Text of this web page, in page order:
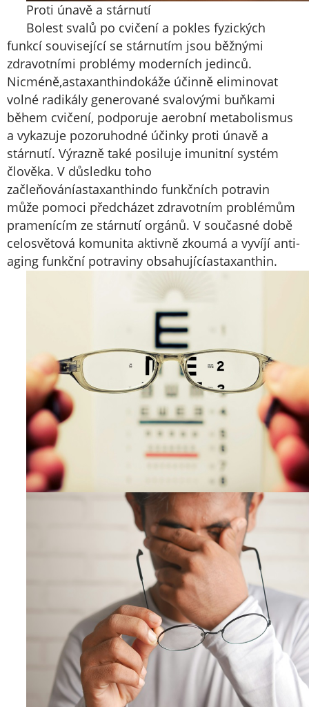
Proti únavě a stárnutí
Bolest svalů po cvičení a pokles fyzických
funkcí související se stárnutím jsou běžnými
zdravotními problémy moderních jedinců.
Nicméně,astaxanthindokáže účinně eliminovat
volné radikály generované svalovými buňkami
během cvičení, podporuje aerobní metabolismus
a vykazuje pozoruhodné účinky proti únavě a
stárnutí. Výrazně také posiluje imunitní systém
člověka. V důsledku toho
začleňováníastaxanthindo funkčních potravin
může pomoci předcházet zdravotním problémům
pramenícím ze stárnutí orgánů. V současné době
celosvětová komunita aktivně zkoumá a vyvíjí anti-
aging funkční potraviny obsahujícíastaxanthin.